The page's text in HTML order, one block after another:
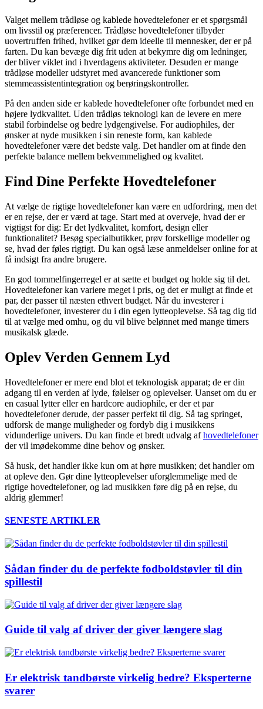
Valget mellem trådløse og kablede hovedtelefoner er et spørgsmål
om livsstil og præferencer. Trådløse hovedtelefoner tilbyder
uovertruffen frihed, hvilket gør dem ideelle til mennesker, der er på
farten. Du kan bevæge dig frit uden at bekymre dig om ledninger,
der bliver viklet ind i hverdagens aktiviteter. Desuden er mange
trådløse modeller udstyret med avancerede funktioner som
stemmeassistentintegration og berøringskontroller.
På den anden side er kablede hovedtelefoner ofte forbundet med en
højere lydkvalitet. Uden trådløs teknologi kan de levere en mere
stabil forbindelse og bedre lydgengivelse. For audiophiles, der
ønsker at nyde musikken i sin reneste form, kan kablede
hovedtelefoner være det bedste valg. Det handler om at finde den
perfekte balance mellem bekvemmelighed og kvalitet.
Find Dine Perfekte Hovedtelefoner
At vælge de rigtige hovedtelefoner kan være en udfordring, men det
er en rejse, der er værd at tage. Start med at overveje, hvad der er
vigtigst for dig: Er det lydkvalitet, komfort, design eller
funktionalitet? Besøg specialbutikker, prøv forskellige modeller og
se, hvad der føles rigtigt. Du kan også læse anmeldelser online for at
få indsigt fra andre brugere.
En god tommelfingerregel er at sætte et budget og holde sig til det.
Hovedtelefoner kan variere meget i pris, og det er muligt at finde et
par, der passer til næsten ethvert budget. Når du investerer i
hovedtelefoner, investerer du i din egen lytteoplevelse. Så tag dig tid
til at vælge med omhu, og du vil blive belønnet med mange timers
musikalsk glæde.
Oplev Verden Gennem Lyd
Hovedtelefoner er mere end blot et teknologisk apparat; de er din
adgang til en verden af lyde, følelser og oplevelser. Uanset om du er
en casual lytter eller en hardcore audiophile, er der et par
hovedtelefoner derude, der passer perfekt til dig. Så tag springet,
udforsk de mange muligheder og fordyb dig i musikkens
vidunderlige univers. Du kan finde et bredt udvalg afhovedtelefoner
der vil imødekomme dine behov og ønsker.
Så husk, det handler ikke kun om at høre musikken; det handler om
at opleve den. Gør dine lytteoplevelser uforglemmelige med de
rigtige hovedtelefoner, og lad musikken føre dig på en rejse, du
aldrig glemmer!
SENESTE ARTIKLER
Sådan finder du de perfekte fodboldstøvler til din
spillestil
Guide til valg af driver der giver længere slag
Er elektrisk tandbørste virkelig bedre? Eksperterne
svarer